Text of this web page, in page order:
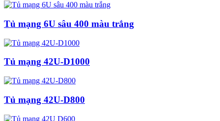
Tủ mạng 6U sâu 400 màu trắng
Tủ mạng 42U-D1000
Tủ mạng 42U-D800